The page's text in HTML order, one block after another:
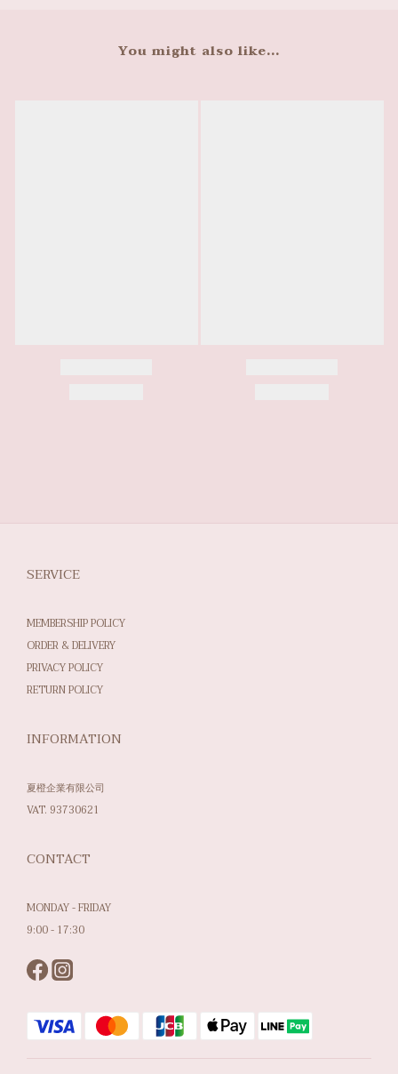
You might also like...
SERVICE
MEMBERSHIP POLICY
ORDER & DELIVERY
PRIVACY POLICY
RETURN POLICY
INFORMATION
夏橙企業有限公司
VAT. 93730621
CONTACT
MONDAY - FRIDAY
9:00 - 17:30